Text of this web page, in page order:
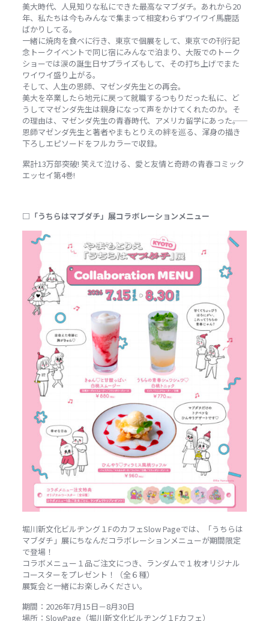
美大時代、人見知りな私にできた最高なマブダチ。あれから20
年、私たちは今もみんなで集まって相変わらずワイワイ馬鹿話
ばかりしてる。
一緒に焼肉を食べに行き、東京で個展をして、東京での刊行記
念トークイベントで同じ宿にみんなで泊まり、大阪でのトーク
ショーでは涙の誕生日サプライズもして、その打ち上げでまた
ワイワイ盛り上がる。
そして、人生の恩師、マゼンダ先生との再会。
美大を卒業したら地元に戻って就職するつもりだった私に、ど
うしてマゼンダ先生は親身になって声をかけてくれたのか。そ
の理由は、マゼンダ先生の青春時代、アメリカ留学にあった――。
恩師マゼンダ先生と著者やまもとりえの絆を巡る、渾身の描き
下ろしエピソードをフルカラーで収録。
累計13万部突破! 笑えて泣ける、愛と友情と奇跡の青春コミック
エッセイ第4巻!
□「うちらはマブダチ」展コラボレーションメニュー
堀川新文化ビルヂング１FのカフェSlow Pageでは、「うちらは
マブダチ」展にちなんだコラボレーションメニューが期間限定
で登場！
コラボメニュー１品ご注文につき、ランダムで１枚オリジナル
コースターをプレゼント！（全６種）
展覧会と一緒にお楽しみください。
期間：2026年7月15日－8月30日
場所：SlowPage（堀川新文化ビルヂング１Fカフェ）